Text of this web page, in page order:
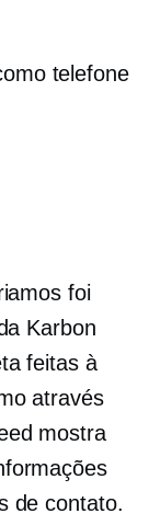
telefone
foi
Karbon
feitas à
através
​​​​mostra
de contato.